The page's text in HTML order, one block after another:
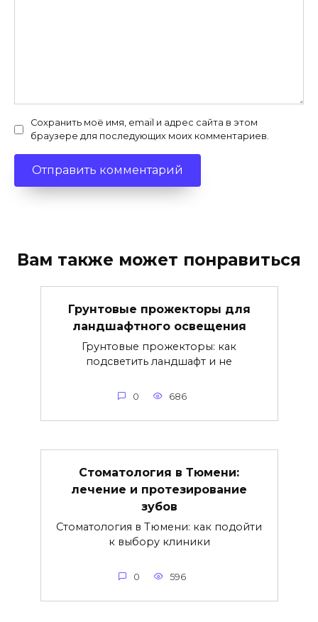
Сохранить моё имя, email и адрес сайта в этом
браузере для последующих моих комментариев.
Вам также может понравиться
Грунтовые прожекторы для
ландшафтного освещения
Грунтовые прожекторы: как
подсветить ландшафт и не
0 686
Стоматология в Тюмени:
лечение и протезирование
зубов
Стоматология в Тюмени: как подойти
к выбору клиники
0 596